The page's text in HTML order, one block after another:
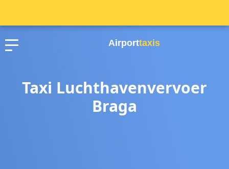
Airporttaxis
Taxi Luchthavenvervoer
Braga